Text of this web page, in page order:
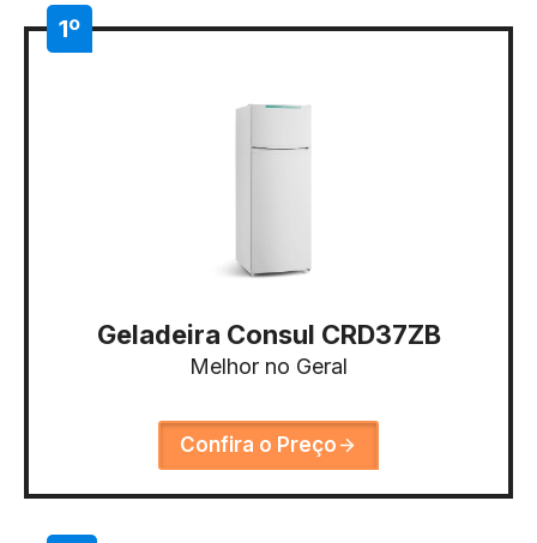
1º
Geladeira Consul CRD37ZB
Melhor no Geral
Confira o Preço